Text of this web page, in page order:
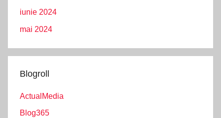
iunie 2024
mai 2024
Blogroll
ActualMedia
Blog365